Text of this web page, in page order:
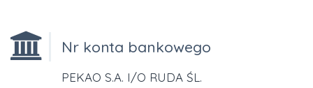
Nr konta bankowego
PEKAO S.A. I/O RUDA ŚL.